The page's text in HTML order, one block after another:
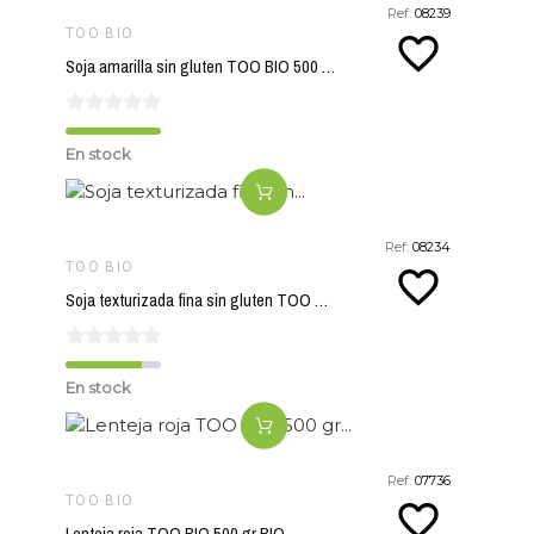
Ref:08239
TOO BIO
Soja amarilla sin gluten TOO BIO 500 gr BIO
En stock
Ref:08234
TOO BIO
Soja texturizada fina sin gluten TOO BIO 450 gr BIO
En stock
favorite_border
Ref:07736
TOO BIO
favorite_border
favorite_border